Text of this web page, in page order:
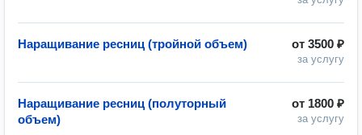
от 3500 ₽
за услугу
Наращивание ресниц (тройной объем)
от 1800 ₽
за услугу
Наращивание ресниц (полуторный
объем)